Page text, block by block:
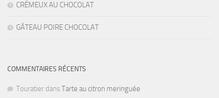
CRÉMEUX AU CHOCOLAT
GÂTEAU POIRE CHOCOLAT
COMMENTAIRES RÉCENTS
Touratier dans Tarte au citron meringuée